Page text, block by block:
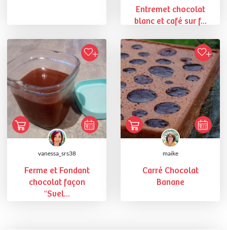
Entremet chocolat
blanc et café sur f...
vanessa_srs38
Ferme et Fondant
chocolat façon
"Svel...
maike
Carré Chocolat
Banane